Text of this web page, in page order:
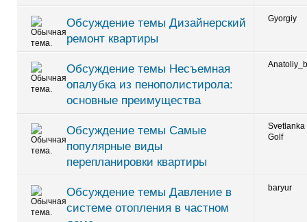
Обсуждение темы Дизайнерский
ремонт квартиры
Gyorgiy
Обсуждение темы Несъемная
опалубка из пенополистирола:
основные преимущества
Обсуждение темы Самые
популярные виды
перепланировки квартиры
Svetlanka
Golf
Обсуждение темы Давление в
системе отопления в частном
baryur